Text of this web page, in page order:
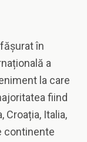
în
a
la care
fiind
Croația, Italia,
continente